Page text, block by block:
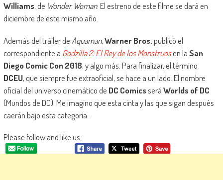
Williams, de Wonder Woman. El estreno de este filme se dará en
diciembre de este mismo año.
Además del tráiler deAquaman,Warner Bros.publicó el
correspondiente a Godzilla 2: El Rey de los Monstruosen laSan
Diego Comic Con 2018, y algo más. Para finalizar, el término
DCEU, que siempre fue extraoficial, se hace a un lado. El nombre
oficial del universo cinemático de DC ComicsseráWorlds of DC
(Mundos de DC). Me imagino que esta cinta y las que sigan después
caerán bajo esta categoría.
Please follow and like us: